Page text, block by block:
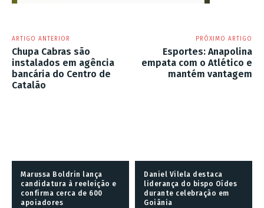
ARTIGO ANTERIOR
Chupa Cabras são
instalados em agência
bancária do Centro de
Catalão
PRÓXIMO ARTIGO
Esportes: Anapolina
empata com o Atlético e
mantém vantagem
Marussa Boldrin lança
candidatura à reeleição e
confirma cerca de 600
apoiadores
Daniel Vilela destaca
liderança do bispo Oídes
durante celebração em
Goiânia